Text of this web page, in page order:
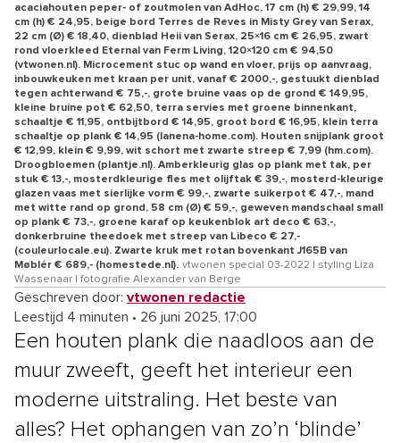
acaciahouten peper- of zoutmolen van AdHoc, 17 cm (h) € 29,99, 14
cm (h) € 24,95, beige bord Terres de Reves in Misty Grey van Serax,
22 cm (Ø) € 18,40, dienblad Heii van Serax, 25×16 cm € 26,95, zwart
rond vloerkleed Eternal van Ferm Living, 120×120 cm € 94,50
(vtwonen.nl). Microcement stuc op wand en vloer, prijs op aanvraag,
inbouwkeuken met kraan per unit, vanaf € 2000,-, gestuukt dienblad
tegen achterwand € 75,-, grote bruine vaas op de grond € 149,95,
kleine bruine pot € 62,50, terra servies met groene binnenkant,
schaaltje € 11,95, ontbijtbord € 14,95, groot bord € 16,95, klein terra
schaaltje op plank € 14,95 (lanena-home.com). Houten snijplank groot
€ 12,99, klein € 9,99, wit schort met zwarte streep € 7,99 (hm.com).
Droogbloemen (plantje.nl). Amberkleurig glas op plank met tak, per
stuk € 13,-, mosterdkleurige fles met olijftak € 39,-, mosterd-kleurige
glazen vaas met sierlijke vorm € 99,-, zwarte suikerpot € 47,-, mand
met witte rand op grond, 58 cm (Ø) € 59,-, geweven mandschaal small
op plank € 73,-, groene karaf op keukenblok art deco € 63,-,
donkerbruine theedoek met streep van Libeco € 27,-
(couleurlocale.eu). Zwarte kruk met rotan bovenkant J165B van
Møblér € 689,- (homestede.nl). vtwonen special 03-2022 | styling Liza
Wassenaar | fotografie Alexander van Berge
Geschreven door: vtwonen redactie
Leestijd 4 minuten • 26 juni 2025, 17:00
Een houten plank die naadloos aan de
muur zweeft, geeft het interieur een
moderne uitstraling. Het beste van
alles? Het ophangen van zo’n ‘blinde’